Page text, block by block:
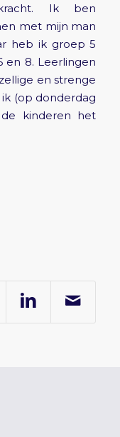
Ik ben
met mijn man
heb ik groep 5
en 8. Leerlingen
en strenge
(op donderdag
kinderen het